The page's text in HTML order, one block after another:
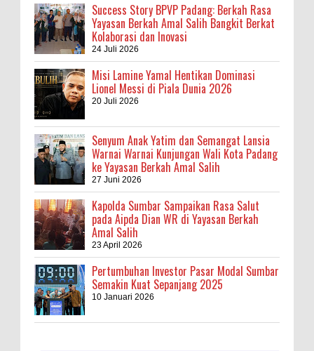
Success Story BPVP Padang: Berkah Rasa
Yayasan Berkah Amal Salih Bangkit Berkat
Kolaborasi dan Inovasi
24 Juli 2026
Misi Lamine Yamal Hentikan Dominasi
Lionel Messi di Piala Dunia 2026
20 Juli 2026
Senyum Anak Yatim dan Semangat Lansia
Warnai Warnai Kunjungan Wali Kota Padang
ke Yayasan Berkah Amal Salih
27 Juni 2026
Kapolda Sumbar Sampaikan Rasa Salut
pada Aipda Dian WR di Yayasan Berkah
Amal Salih
23 April 2026
Pertumbuhan Investor Pasar Modal Sumbar
Semakin Kuat Sepanjang 2025
10 Januari 2026